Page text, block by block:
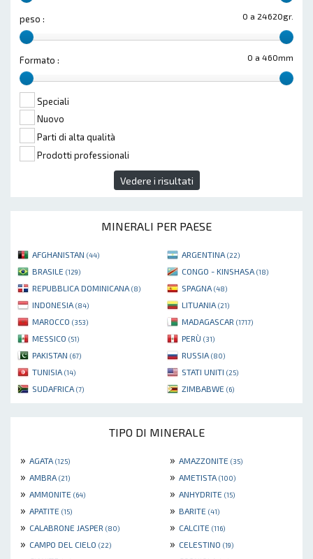
0 a 24620gr.
peso :
0 a 460mm
Formato :
Speciali
Nuovo
Parti di alta qualità
Prodotti professionali
Vedere i risultati
MINERALI PER PAESE
AFGHANISTAN (44) ARGENTINA (22)
BRASILE (129) CONGO - KINSHASA (18)
REPUBBLICA DOMINICANA (8) SPAGNA (48)
INDONESIA (84) LITUANIA (21)
MAROCCO (353) MADAGASCAR (1717)
MESSICO (51) PERÙ (31)
PAKISTAN (67) RUSSIA (80)
TUNISIA (14) STATI UNITI (25)
SUDAFRICA (7) ZIMBABWE (6)
TIPO DI MINERALE
» AGATA (125) » AMAZZONITE (35)
» AMBRA (21) » AMETISTA (100)
» AMMONITE (64) » ANHYDRITE (15)
» APATITE (15) » BARITE (41)
» CALABRONE JASPER (80) » CALCITE (116)
» CAMPO DEL CIELO (22) » CELESTINO (19)